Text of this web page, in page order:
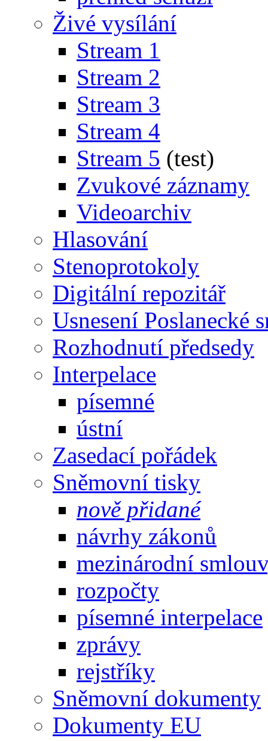
Živé vysílání
Stream 1
Stream 2
Stream 3
Stream 4
Stream 5 (test)
Zvukové záznamy
Videoarchiv
Hlasování
Stenoprotokoly
Digitální repozitář
Usnesení Poslanecké
Rozhodnutí předsedy
Interpelace
písemné
ústní
Zasedací pořádek
Sněmovní tisky
nově přidané
návrhy zákonů
mezinárodní
rozpočty
písemné interpelace
zprávy
rejstříky
Sněmovní dokumenty
Dokumenty EU